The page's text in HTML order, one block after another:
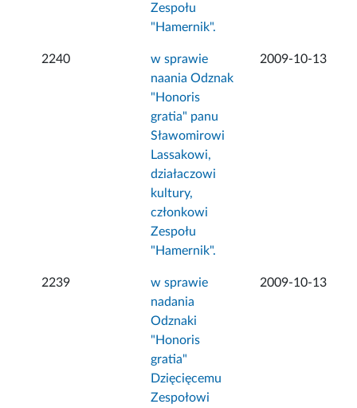
Zespołu
"Hamernik".
2240
w sprawie
naania Odznak
"Honoris
gratia" panu
Sławomirowi
Lassakowi,
działaczowi
kultury,
członkowi
Zespołu
"Hamernik".
2009-10-13
2239
w sprawie
nadania
Odznaki
"Honoris
gratia"
Dzięcięcemu
Zespołowi
2009-10-13